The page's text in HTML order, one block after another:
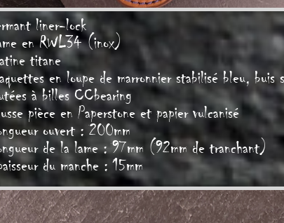
liner-lock
en RWL34 (inox)
titane
en loupe de marronnier stabilisé bleu, buis
à billes CCbearing
pièce en Paperstone et papier vulcanisé
ouvert : 200mm
de la lame : 97mm (92mm de tranchant)
du manche : 15mm